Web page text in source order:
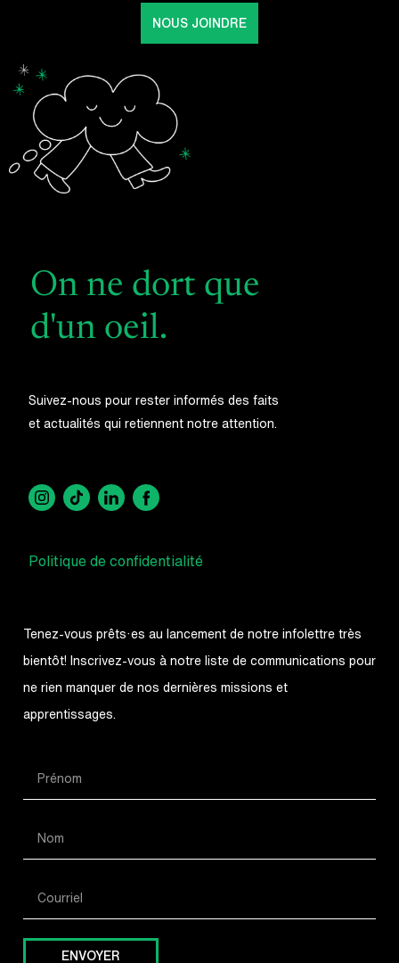
NOUS JOINDRE
On ne dort que
d'un oeil.
Suivez-nous pour rester informés des faits
et actualités qui retiennent notre attention.
Politique de confidentialité
Tenez-vous prêts·es au lancement de notre infolettre très
bientôt! Inscrivez-vous à notre liste de communications pour
ne rien manquer de nos dernières missions et
apprentissages.
ENVOYER